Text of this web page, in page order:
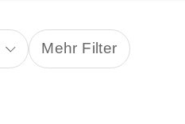
Mehr Filter